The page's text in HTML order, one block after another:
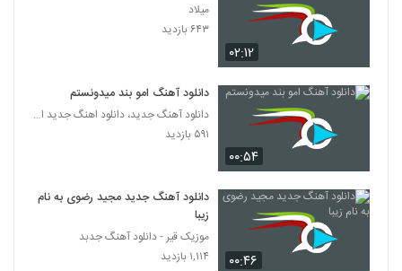
دانلود آهنگ احسان راجی زندون
دانلود آهنگ جدید و زیبای محسن آراد با نام
حسرت
مرتضی افرا آهنگ آسمون تیره
۳۳۳ بازدید
دانلود آهنگ خانوم از حسین حصارکی
۰۲:۱۲
میلاد
۶۴۳ بازدید
۰۰:۵۴
دانلود آهنگ امو بند میدونستم
دانلود آهنگ جدید، دانلود اهنگ جدید ایرانی
۵۹۱ بازدید
۰۰:۴۶
دانلود آهنگ جدید مجید رضوی به نام
زیبا
موزیک قیر - دانلود آهنگ جدبد
۱,۱۱۴ بازدید